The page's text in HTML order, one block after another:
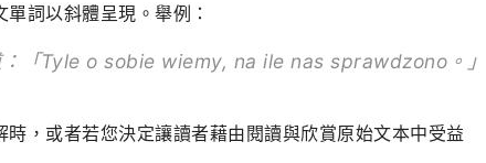
詞以斜體呈現。舉例：
「Tyle o sobie wiemy, na ile nas sprawdzono。」
，或者若您決定讓讀者藉由閱讀與欣賞原始文本中受益